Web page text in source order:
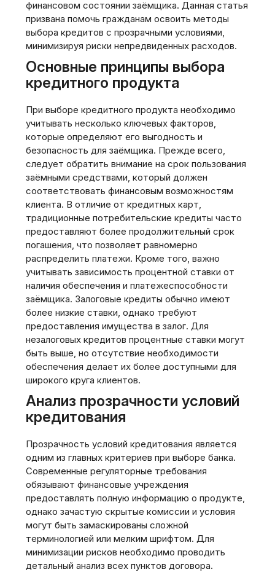
финансовом состоянии заёмщика. Данная статья
призвана помочь гражданам освоить методы
выбора кредитов с прозрачными условиями‚
минимизируя риски непредвиденных расходов.
Основные принципы выбора
кредитного продукта
При выборе кредитного продукта необходимо
учитывать несколько ключевых факторов‚
которые определяют его выгодность и
безопасность для заёмщика. Прежде всего‚
следует обратить внимание на срок пользования
заёмными средствами‚ который должен
соответствовать финансовым возможностям
клиента. В отличие от кредитных карт‚
традиционные потребительские кредиты часто
предоставляют более продолжительный срок
погашения‚ что позволяет равномерно
распределить платежи. Кроме того‚ важно
учитывать зависимость процентной ставки от
наличия обеспечения и платежеспособности
заёмщика. Залоговые кредиты обычно имеют
более низкие ставки‚ однако требуют
предоставления имущества в залог. Для
незалоговых кредитов процентные ставки могут
быть выше‚ но отсутствие необходимости
обеспечения делает их более доступными для
широкого круга клиентов.
Анализ прозрачности условий
кредитования
Прозрачность условий кредитования является
одним из главных критериев при выборе банка.
Современные регуляторные требования
обязывают финансовые учреждения
предоставлять полную информацию о продукте‚
однако зачастую скрытые комиссии и условия
могут быть замаскированы сложной
терминологией или мелким шрифтом. Для
минимизации рисков необходимо проводить
детальный анализ всех пунктов договора.